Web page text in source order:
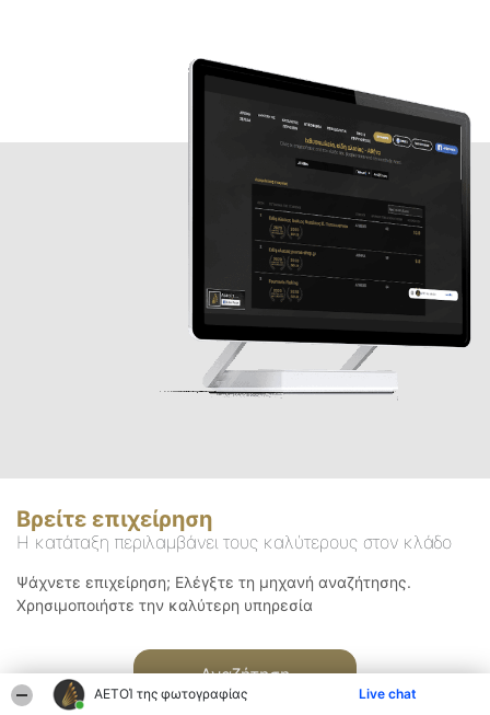
ΑΕΤΟΊ της φωτογραφίας Live chat
Βρείτε επιχείρηση
Η κατάταξη περιλαμβάνει τους καλύτερους στον κλάδο
Ψάχνετε επιχείρηση; Ελέγξτε τη μηχανή αναζήτησης.
Χρησιμοποιήστε την καλύτερη υπηρεσία
Αναζήτηση